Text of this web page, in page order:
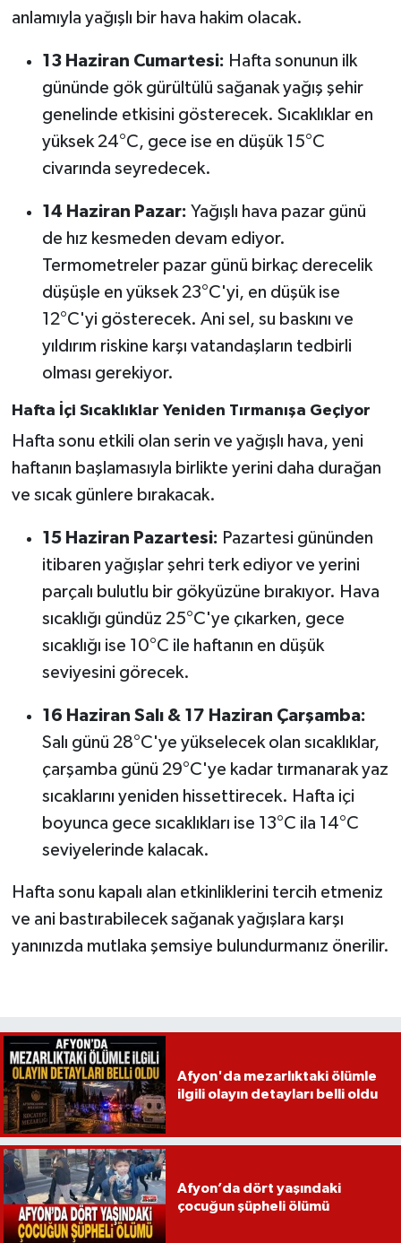
anlamıyla yağışlı bir hava hakim olacak.
13 Haziran Cumartesi: Hafta sonunun ilk
gününde gök gürültülü sağanak yağış şehir
genelinde etkisini gösterecek. Sıcaklıklar en
yüksek 24°C, gece ise en düşük 15°C
civarında seyredecek.
14 Haziran Pazar: Yağışlı hava pazar günü
de hız kesmeden devam ediyor.
Termometreler pazar günü birkaç derecelik
düşüşle en yüksek 23°C'yi, en düşük ise
12°C'yi gösterecek. Ani sel, su baskını ve
yıldırım riskine karşı vatandaşların tedbirli
olması gerekiyor.
Hafta İçi Sıcaklıklar Yeniden Tırmanışa Geçiyor
Hafta sonu etkili olan serin ve yağışlı hava, yeni
haftanın başlamasıyla birlikte yerini daha durağan
ve sıcak günlere bırakacak.
15 Haziran Pazartesi: Pazartesi gününden
itibaren yağışlar şehri terk ediyor ve yerini
parçalı bulutlu bir gökyüzüne bırakıyor. Hava
sıcaklığı gündüz 25°C'ye çıkarken, gece
sıcaklığı ise 10°C ile haftanın en düşük
seviyesini görecek.
16 Haziran Salı & 17 Haziran Çarşamba:
Salı günü 28°C'ye yükselecek olan sıcaklıklar,
çarşamba günü 29°C'ye kadar tırmanarak yaz
sıcaklarını yeniden hissettirecek. Hafta içi
boyunca gece sıcaklıkları ise 13°C ila 14°C
seviyelerinde kalacak.
Hafta sonu kapalı alan etkinliklerini tercih etmeniz
ve ani bastırabilecek sağanak yağışlara karşı
yanınızda mutlaka şemsiye bulundurmanız önerilir.
Afyon'da mezarlıktaki ölümle
ilgili olayın detayları belli oldu
Afyon’da dört yaşındaki
çocuğun şüpheli ölümü